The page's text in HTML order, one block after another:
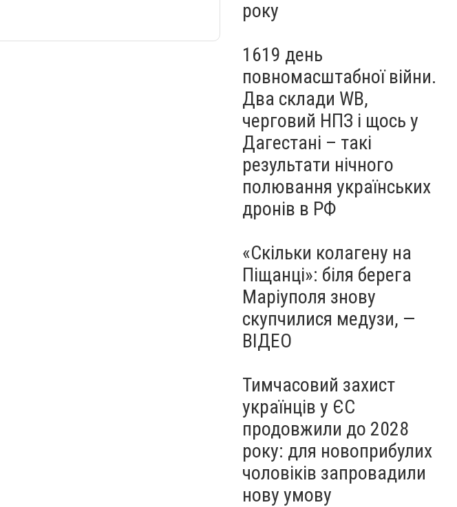
року
1619 день
повномасштабної війни.
Два склади WB,
черговий НПЗ і щось у
Дагестані – такі
результати нічного
полювання українських
дронів в РФ
«Скільки колагену на
Піщанці»: біля берега
Маріуполя знову
скупчилися медузи, —
ВІДЕО
Тимчасовий захист
українців у ЄС
продовжили до 2028
року: для новоприбулих
чоловіків запровадили
нову умову